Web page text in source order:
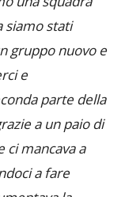
siamo stati
nuovo e
e
parte della
a un paio di
ci mancava a
a fare
la